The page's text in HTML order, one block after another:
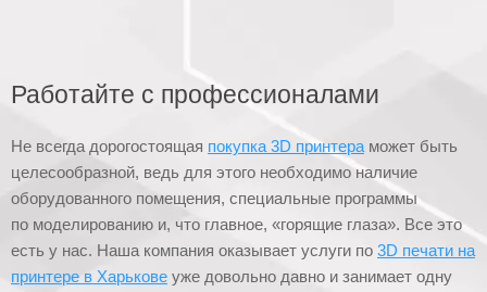
Работайте с профессионалами
Не всегда дорогостоящая покупка 3D принтера может быть
целесообразной, ведь для этого необходимо наличие
оборудованного помещения, специальные программы
по моделированию и, что главное, «горящие глаза». Все это
есть у нас. Наша компания оказывает услуги по 3D печати на
принтере в Харькове уже довольно давно и занимает одну